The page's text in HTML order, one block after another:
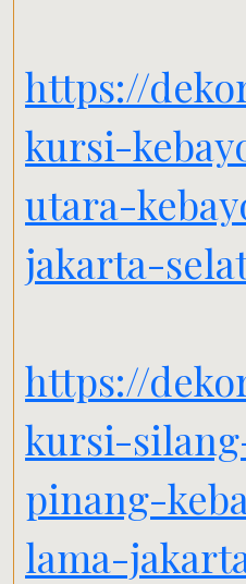
https://
kursi-
utara-
jakarta-
https://
kursi-
pinang-
lama-